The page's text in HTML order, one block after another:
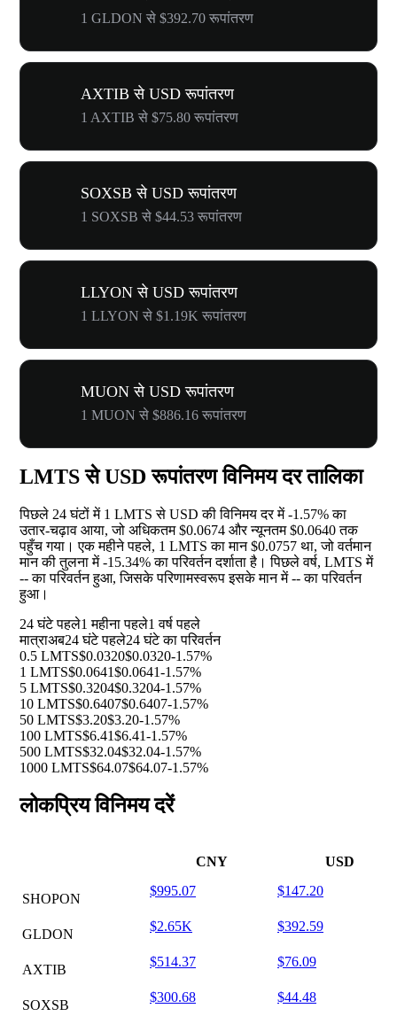
1 GLDON से $392.70 रूपांतरण
AXTIB से USD रूपांतरण
1 AXTIB से $75.80 रूपांतरण
SOXSB से USD रूपांतरण
1 SOXSB से $44.53 रूपांतरण
LLYON से USD रूपांतरण
1 LLYON से $1.19K रूपांतरण
MUON से USD रूपांतरण
1 MUON से $886.16 रूपांतरण
LMTS से USD रूपांतरण विनिमय दर तालिका
पिछले 24 घंटों में 1 LMTS से USD की विनिमय दर में-1.57%का
उतार-चढ़ाव आया, जो अधिकतम $0.0674 और न्यूनतम $0.0640 तक
पहुँच गया। एक महीने पहले, 1 LMTS का मान $0.0757 था, जो वर्तमान
मान की तुलना में-15.34%का परिवर्तन दर्शाता है। पिछले वर्ष, LMTS में
--का परिवर्तन हुआ, जिसके परिणामस्वरूप इसके मान में--का परिवर्तन
हुआ।
24 घंटे पहले1 महीना पहले1 वर्ष पहले
मात्राअब24 घंटे पहले24 घंटे का परिवर्तन
0.5 LMTS$0.0320$0.0320-1.57%
1 LMTS$0.0641$0.0641-1.57%
5 LMTS$0.3204$0.3204-1.57%
10 LMTS$0.6407$0.6407-1.57%
50 LMTS$3.20$3.20-1.57%
100 LMTS$6.41$6.41-1.57%
500 LMTS$32.04$32.04-1.57%
1000 LMTS$64.07$64.07-1.57%
लोकप्रिय विनिमय दरें
CNY USD
SHOPON
$995.07 $147.20
GLDON
$2.65K $392.59
AXTIB
$514.37 $76.09
SOXSB
$300.68 $44.48